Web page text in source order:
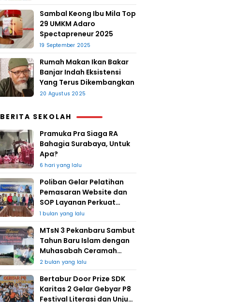
Sambal Keong Ibu Mila Top
29 UMKM Adaro
Spectapreneur 2025
19 September 2025
Rumah Makan Ikan Bakar
Banjar Indah Eksistensi
Yang Terus Dikembangkan
20 Agustus 2025
BERITA SEKOLAH
Pramuka Pra Siaga RA
Bahagia Surabaya, Untuk
Apa?
6 hari yang lalu
Poliban Gelar Pelatihan
Pemasaran Website dan
SOP Layanan Perkuat
UMKM Berkat Guru Kapuh
1 bulan yang lalu
MTsN 3 Pekanbaru Sambut
Tahun Baru Islam dengan
Muhasabah Ceramah
Agama
2 bulan yang lalu
Bertabur Door Prize SDK
Karitas 2 Gelar Gebyar P8
Festival Literasi dan Unjuk